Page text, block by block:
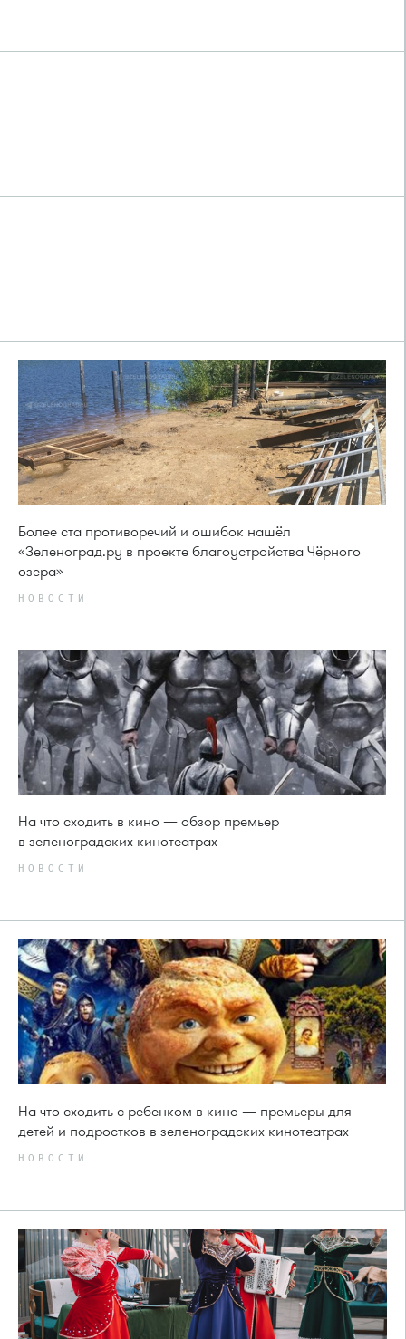
Более ста противоречий и ошибок нашёл
«Зеленоград.ру в проекте благоустройства Чёрного
озера»
НОВОСТИ
На что сходить в кино — обзор премьер
в зеленоградских кинотеатрах
НОВОСТИ
На что сходить с ребенком в кино — премьеры для
детей и подростков в зеленоградских кинотеатрах
НОВОСТИ